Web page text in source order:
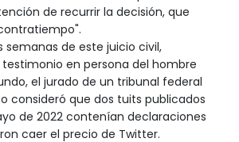
de recurrir la decisión, que
semanas de este juicio civil,
en persona del hombre
el jurado de un tribunal federal
consideró que dos tuits publicados
de 2022 contenían declaraciones
caer el precio de Twitter.